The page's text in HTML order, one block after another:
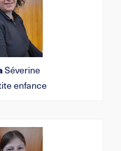
Séverine
enfance